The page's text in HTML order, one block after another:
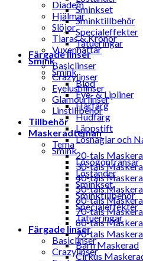
Sminkset
Sminktillbehör
Specialeffekter
Tatueringar
Färgade linser
Basiclinser
Crazylinser
Eyelushlinser
Glamourlinser
Linstillbehör
Tillbehör
Maskeradteman
Tema
20-tals
30-tals
40-tals
50-tals
60-tals
70-tals
80-tals
90-tals
Barn Maskerad
Cirkus
Diadem
Hjälmar
Slöjor
Tiaras & Kronor
Vuxenhattar
Smink
Smink
Blod
Eye- & Lipliner
Hårfärg
Hudfärg
Läppstift
Lösnaglar och
Smink
Lösögonfransar
Löständer
Sminkset
Sminktillbehör
Specialeffekter
Tatueringar
Färgade linser
Basiclinser
Crazylinser